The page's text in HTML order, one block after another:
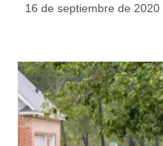
16 de septiembre de 2020